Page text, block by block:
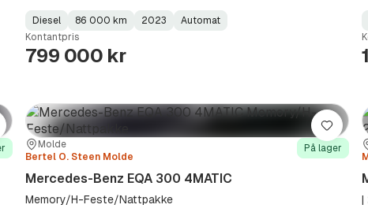
Fuel
Type:
Diesel
Kilometerstand:
86 000 km
Model
Year:
2023
Gearbox
Type:
Automat
Kontantpris
799 000 kr
Sted:
Molde
Forhandler:
Bertel O. Steen Molde
På lager
Mercedes-Benz EQA 300 4MATIC
Memory/H-Feste/Nattpakke
Lagre
|